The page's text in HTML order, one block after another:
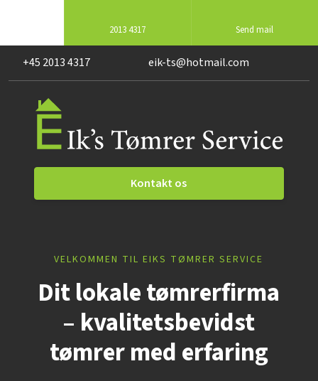
2013 4317 Send mail
+45 2013 4317 eik-ts@hotmail.com
Kontakt os​
VELKOMMEN TIL EIKS TØMRER SERVICE
D​it lokale tømrerfirma
– kvalitetsbevidst
tømrer med erfaring